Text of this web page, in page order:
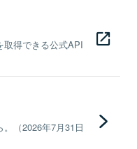
取得できる公式API
（2026年7月31日